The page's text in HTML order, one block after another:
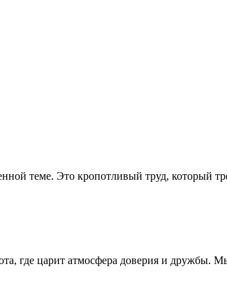
теме. Это кропотливый труд, который
где царит атмосфера доверия и дружбы.